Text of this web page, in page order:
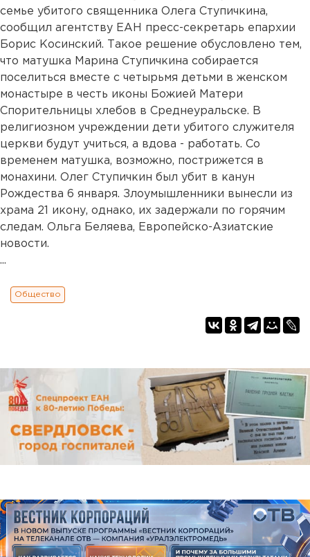
семье убитого священника Олега Ступичкина,
сообщил агентству ЕАН пресс-секретарь епархии
Борис Косинский. Такое решение обусловлено тем,
что матушка Марина Ступичкина собирается
поселиться вместе с четырьмя детьми в женском
монастыре в честь иконы Божией Матери
Спорительницы хлебов в Среднеуральске. В
религиозном учреждении дети убитого служителя
церкви будут учиться, а вдова - работать. Со
временем матушка, возможно, пострижется в
монахини. Олег Ступичкин был убит в канун
Рождества 6 января. Злоумышленники вынесли из
храма 21 икону, однако, их задержали по горячим
следам. Ольга Беляева, Европейско-Азиатские
новости.
...
Общество